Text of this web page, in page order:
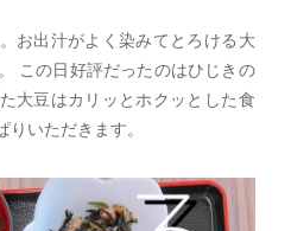
お出汁がよく染みてとろける大
この日好評だったのはひじきの
大豆はカリッとホクッとした食
いただきます。